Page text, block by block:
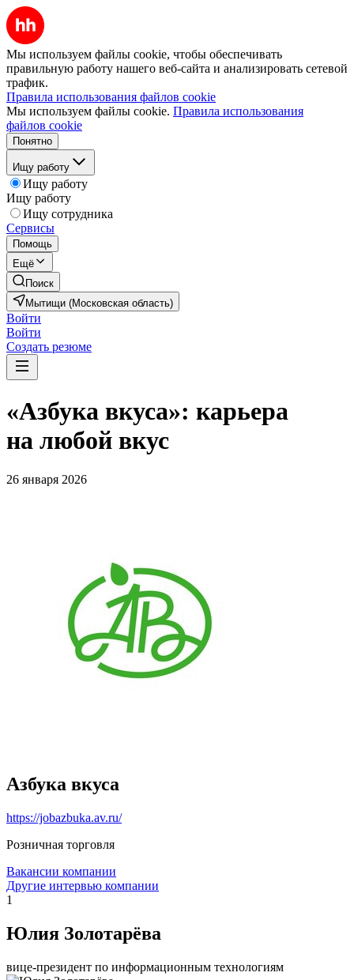
Мы используем файлы cookie, чтобы обеспечивать
правильную работу нашего веб-сайта и анализировать сетевой
трафик.
Правила использования файлов cookie
Мы используем файлы cookie. Правила использования
файлов cookie
Понятно
Ищу работу
Ищу работу
Ищу работу
Ищу сотрудника
Сервисы
Помощь
Ещё
Поиск
Мытищи (Московская область)
Войти
Войти
Создать резюме
«Азбука вкуса»: карьера
на любой вкус
26 января 2026
Азбука вкуса
https://jobazbuka.av.ru/
Розничная торговля
Вакансии компании
Другие интервью компании
1
Юлия Золотарёва
вице-президент по информационным технологиям